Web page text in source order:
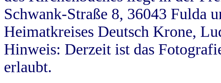
Schwank-Straße 8, 36043 Fulda
Heimatkreises Deutsch Krone,
Hinweis: Derzeit ist das
erlaubt.